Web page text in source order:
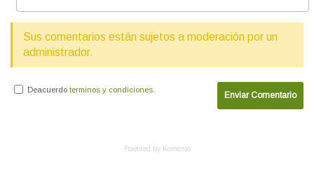
Sus comentarios están sujetos a moderación por un
administrador.
Enviar Comentario
Deacuerdo terminos y condiciones
Powered by Komento